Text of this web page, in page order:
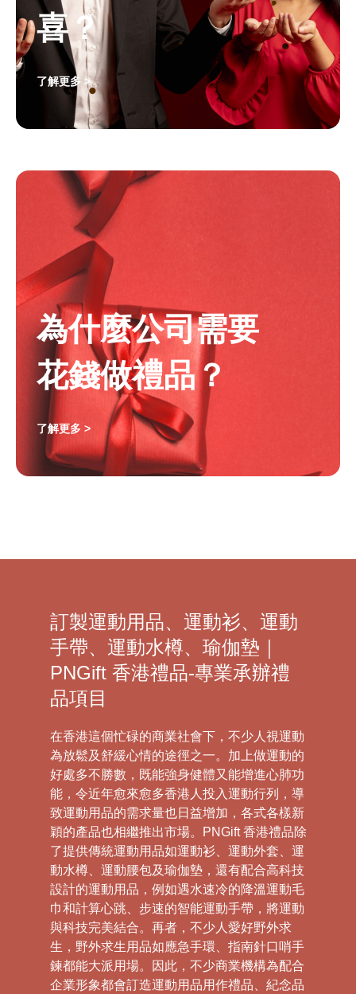
為什麼公司需要
花錢做禮品？
了解更多 >
喜？
了解更多 >
訂製運動用品、運動衫、運動
手帶、運動水樽、瑜伽墊｜
PNGift 香港禮品-專業承辦禮
品項目
在香港這個忙碌的商業社會下，不少人視運動
為放鬆及舒緩心情的途徑之一。加上做運動的
好處多不勝數，既能強身健體又能增進心肺功
能，令近年愈來愈多香港人投入運動行列，導
致運動用品的需求量也日益增加，各式各樣新
穎的產品也相繼推出市場。PNGift 香港禮品除
了提供傳統運動用品如運動衫、運動外套、運
動水樽、運動腰包及瑜伽墊，還有配合高科技
設計的運動用品，例如遇水速冷的降溫運動毛
巾和計算心跳、步速的智能運動手帶，將運動
與科技完美結合。再者，不少人愛好野外求
生，野外求生用品如應急手環、指南針口哨手
鍊都能大派用場。因此，不少商業機構為配合
企業形象都會訂造運動用品用作禮品、紀念品